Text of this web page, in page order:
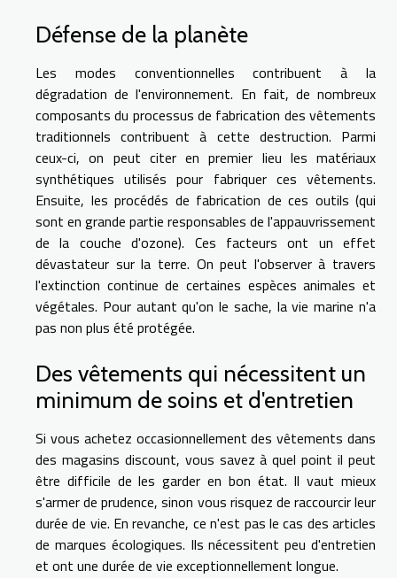
Défense de la planète
Les modes conventionnelles contribuent à la
dégradation de l'environnement. En fait, de nombreux
composants du processus de fabrication des vêtements
traditionnels contribuent à cette destruction. Parmi
ceux-ci, on peut citer en premier lieu les matériaux
synthétiques utilisés pour fabriquer ces vêtements.
Ensuite, les procédés de fabrication de ces outils (qui
sont en grande partie responsables de l'appauvrissement
de la couche d'ozone). Ces facteurs ont un effet
dévastateur sur la terre. On peut l'observer à travers
l'extinction continue de certaines espèces animales et
végétales. Pour autant qu'on le sache, la vie marine n'a
pas non plus été protégée.
Des vêtements qui nécessitent un
minimum de soins et d'entretien
Si vous achetez occasionnellement des vêtements dans
des magasins discount, vous savez à quel point il peut
être difficile de les garder en bon état. Il vaut mieux
s'armer de prudence, sinon vous risquez de raccourcir leur
durée de vie. En revanche, ce n'est pas le cas des articles
de marques écologiques. Ils nécessitent peu d'entretien
et ont une durée de vie exceptionnellement longue.